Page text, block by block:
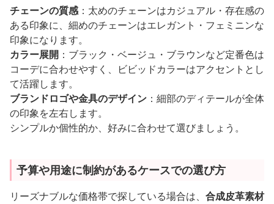
チェーンの質感：太めのチェーンはカジュアル・存在感の
ある印象に、細めのチェーンはエレガント・フェミニンな
印象になります。
カラー展開 ：ブラック・ベージュ・ブラウンなど定番色は
コーデに合わせやすく、ビビッドカラーはアクセントとし
て活躍します。
ブランドロゴや金具のデザイン ：細部のディテールが全体
の印象を左右します。
シンプルか個性的か、好みに合わせて選びましょう。
予算や用途に制約があるケースでの選び方
リーズナブルな価格帯で探している場合は、 合成皮革素材